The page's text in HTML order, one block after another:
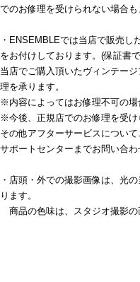
でのお修理を受けられない場合も
・ENSEMBLEでは当店で販売し
をお付けしております。(保証書
当店でご購入頂いたヴィンテー
理を承ります。
※内容によってはお修理不可の場
※今後、正規店でのお修理を受け
その他アフターサービスについ
サポートセンターまでお問い合わ
・店頭・外での撮影画像は、光
ります。
商品の色味は、スタジオ撮影の